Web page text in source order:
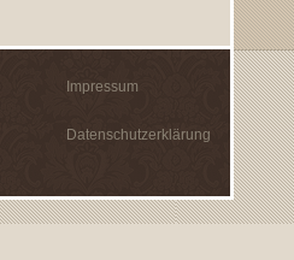
Impressum
Datenschutzerklärung